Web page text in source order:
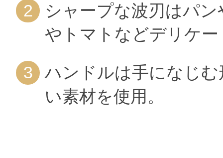
シャープな波刃はパ
やトマトなどデリケ
ハンドルは手になじ
い素材を使用。